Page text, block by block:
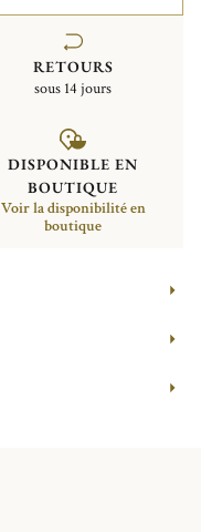
RETOURS
sous 14 jours
DISPONIBLE EN
BOUTIQUE
Voir la disponibilité en
boutique